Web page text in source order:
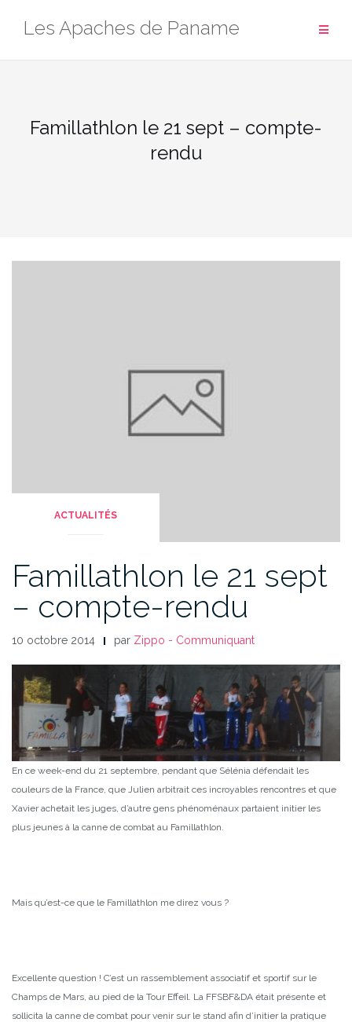
Les Apaches de Paname
Famillathlon le 21 sept – compte-
rendu
ACTUALITÉS
Famillathlon le 21 sept
– compte-rendu
10 octobre 2014 par Zippo - Communiquant
En ce week-end du 21 septembre, pendant que Sélénia défendait les
couleurs de la France, que Julien arbitrait ces incroyables rencontres et que
Xavier achetait les juges, d’autre gens phénoménaux partaient initier les
plus jeunes à la canne de combat au Famillathlon.
Mais qu’est-ce que le Famillathlon me direz vous ?
Excellente question ! C’est un rassemblement associatif et sportif sur le
Champs de Mars, au pied de la Tour Effeil. La FFSBF&DA était présente et
sollicita la canne de combat pour venir sur le stand afin d’initier la pratique